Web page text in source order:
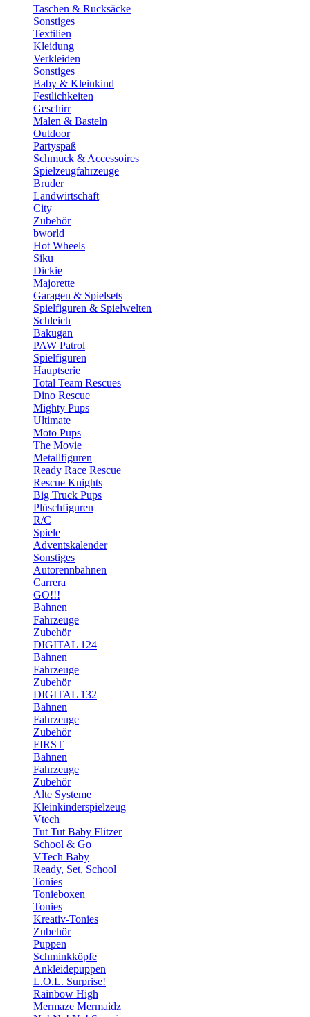
Taschen & Rucksäcke
Sonstiges
Textilien
Kleidung
Verkleiden
Sonstiges
Baby & Kleinkind
Festlichkeiten
Geschirr
Malen & Basteln
Outdoor
Partyspaß
Schmuck & Accessoires
Spielzeugfahrzeuge
Bruder
Landwirtschaft
City
Zubehör
bworld
Hot Wheels
Siku
Dickie
Majorette
Garagen & Spielsets
Spielfiguren & Spielwelten
Schleich
Bakugan
PAW Patrol
Spielfiguren
Hauptserie
Total Team Rescues
Dino Rescue
Mighty Pups
Ultimate
Moto Pups
The Movie
Metallfiguren
Ready Race Rescue
Rescue Knights
Big Truck Pups
Plüschfiguren
R/C
Spiele
Adventskalender
Sonstiges
Autorennbahnen
Carrera
GO!!!
Bahnen
Fahrzeuge
Zubehör
DIGITAL 124
Bahnen
Fahrzeuge
Zubehör
DIGITAL 132
Bahnen
Fahrzeuge
Zubehör
FIRST
Bahnen
Fahrzeuge
Zubehör
Alte Systeme
Kleinkinderspielzeug
Vtech
Tut Tut Baby Flitzer
School & Go
VTech Baby
Ready, Set, School
Tonies
Tonieboxen
Tonies
Kreativ-Tonies
Zubehör
Puppen
Schminkköpfe
Ankleidepuppen
L.O.L. Surprise!
Rainbow High
Mermaze Mermaidz